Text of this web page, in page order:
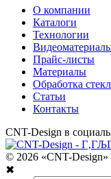
О компании
Каталоги
Технологии
Прайс-листы
Материалы
Обработка
Статьи
Контакты
CNT-Design в
© 2026 «CNT-Design»
✖